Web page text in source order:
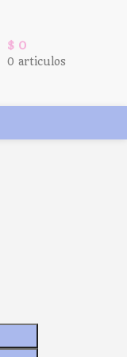
0 articulos
$ 0